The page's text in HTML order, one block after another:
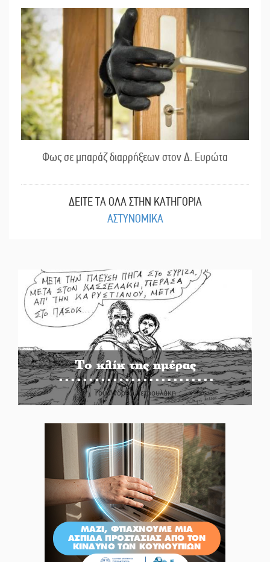
Φως σε μπαράζ διαρρήξεων στον Δ. Ευρώτα
ΔΕΙΤΕ ΤΑ ΟΛΑ ΣΤΗΝ ΚΑΤΗΓΟΡΙΑ
ΑΣΤΥΝΟΜΙΚΑ
Το κλίκ της ημέρας
Του Ανδρέα Πετρουλάκη